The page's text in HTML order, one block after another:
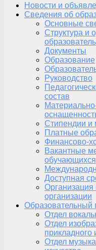
Новости и
Сведения об
Основные
Структура и
Документы
Образование
Руководство
состав
Стипендии и
Платные
Финансово-
Вакантные
обучающихся
Доступная
Организация
организации
Образовательный
Отдел
Отдел
прикладного
Отдел